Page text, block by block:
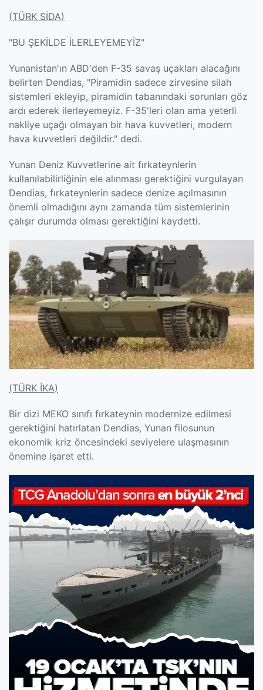
(TÜRK SİDA)
"BU ŞEKİLDE İLERLEYEMEYİZ"
Yunanistan'ın ABD'den F-35 savaş uçakları alacağını
belirten Dendias, "Piramidin sadece zirvesine silah
sistemleri ekleyip, piramidin tabanındaki sorunları göz
ardı ederek ilerleyemeyiz. F-35'leri olan ama yeterli
nakliye uçağı olmayan bir hava kuvvetleri, modern
hava kuvvetleri değildir." dedi.
Yunan Deniz Kuvvetlerine ait fırkateynlerin
kullanılabilirliğinin ele alınması gerektiğini vurgulayan
Dendias, fırkateynlerin sadece denize açılmasının
önemli olmadığını aynı zamanda tüm sistemlerinin
çalışır durumda olması gerektiğini kaydetti.
(TÜRK İKA)
Bir dizi MEKO sınıfı fırkateynin modernize edilmesi
gerektiğini hatırlatan Dendias, Yunan filosunun
ekonomik kriz öncesindeki seviyelere ulaşmasının
önemine işaret etti.